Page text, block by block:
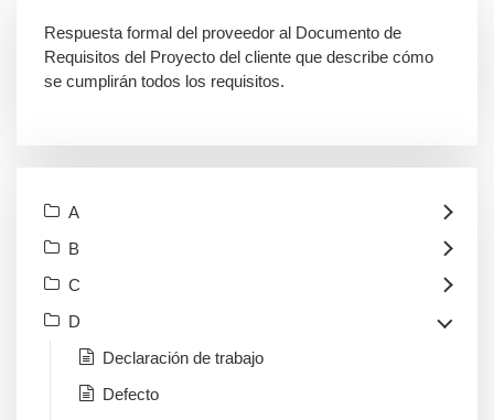
Respuesta formal del proveedor al Documento de
Requisitos del Proyecto del cliente que describe cómo
se cumplirán todos los requisitos.
A
B
C
D
Declaración de trabajo
Defecto